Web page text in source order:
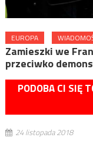
EUROPA
Zamieszki we
przeciwko
PODOBA CI SIĘ
24 listopada 2018